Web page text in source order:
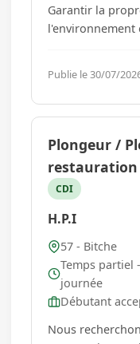
Garantir la
l'environnement et
son travail
techniques
normes
Publie le 30/07/
Plongeur /
restauration
CDI
H.P.I
57 - Bitche
Temps partiel
journée
Débutant
Nous